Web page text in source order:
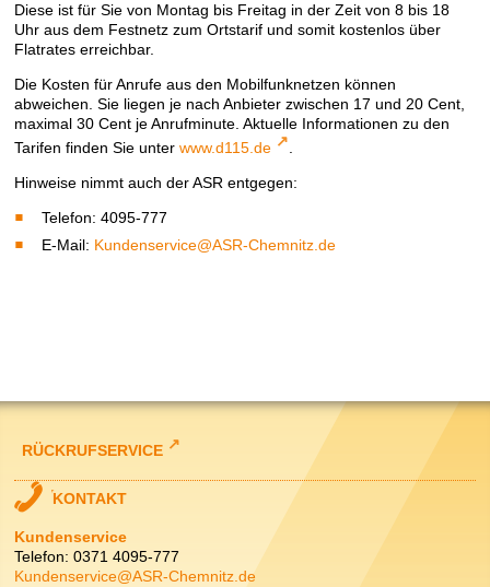
Diese ist für Sie von Montag bis Freitag in der Zeit von 8 bis 18
Uhr aus dem Festnetz zum Ortstarif und somit kostenlos über
Flatrates erreichbar.
Die Kosten für Anrufe aus den Mobilfunknetzen können
abweichen. Sie liegen je nach Anbieter zwischen 17 und 20 Cent,
maximal 30 Cent je Anrufminute. Aktuelle Informationen zu den
Tarifen finden Sie unterwww.d115.de
Hinweise nimmt auch der ASR entgegen:
Telefon: 4095-777
E-Mail: Kundenservice@ASR-Chemnitz.de
RÜCKRUFSERVICE
KONTAKT
Kundenservice
Telefon: 0371 4095-777
Kundenservice@ASR-Chemnitz.de